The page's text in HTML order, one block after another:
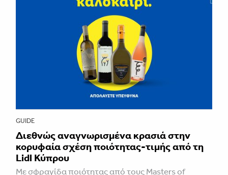
GUIDE
Διεθνώς αναγνωρισμένα κρασιά στην
κορυφαία σχέση ποιότητας-τιμής από τη
Lidl Κύπρου
Με σφραγίδα ποιότητας από τους Masters of